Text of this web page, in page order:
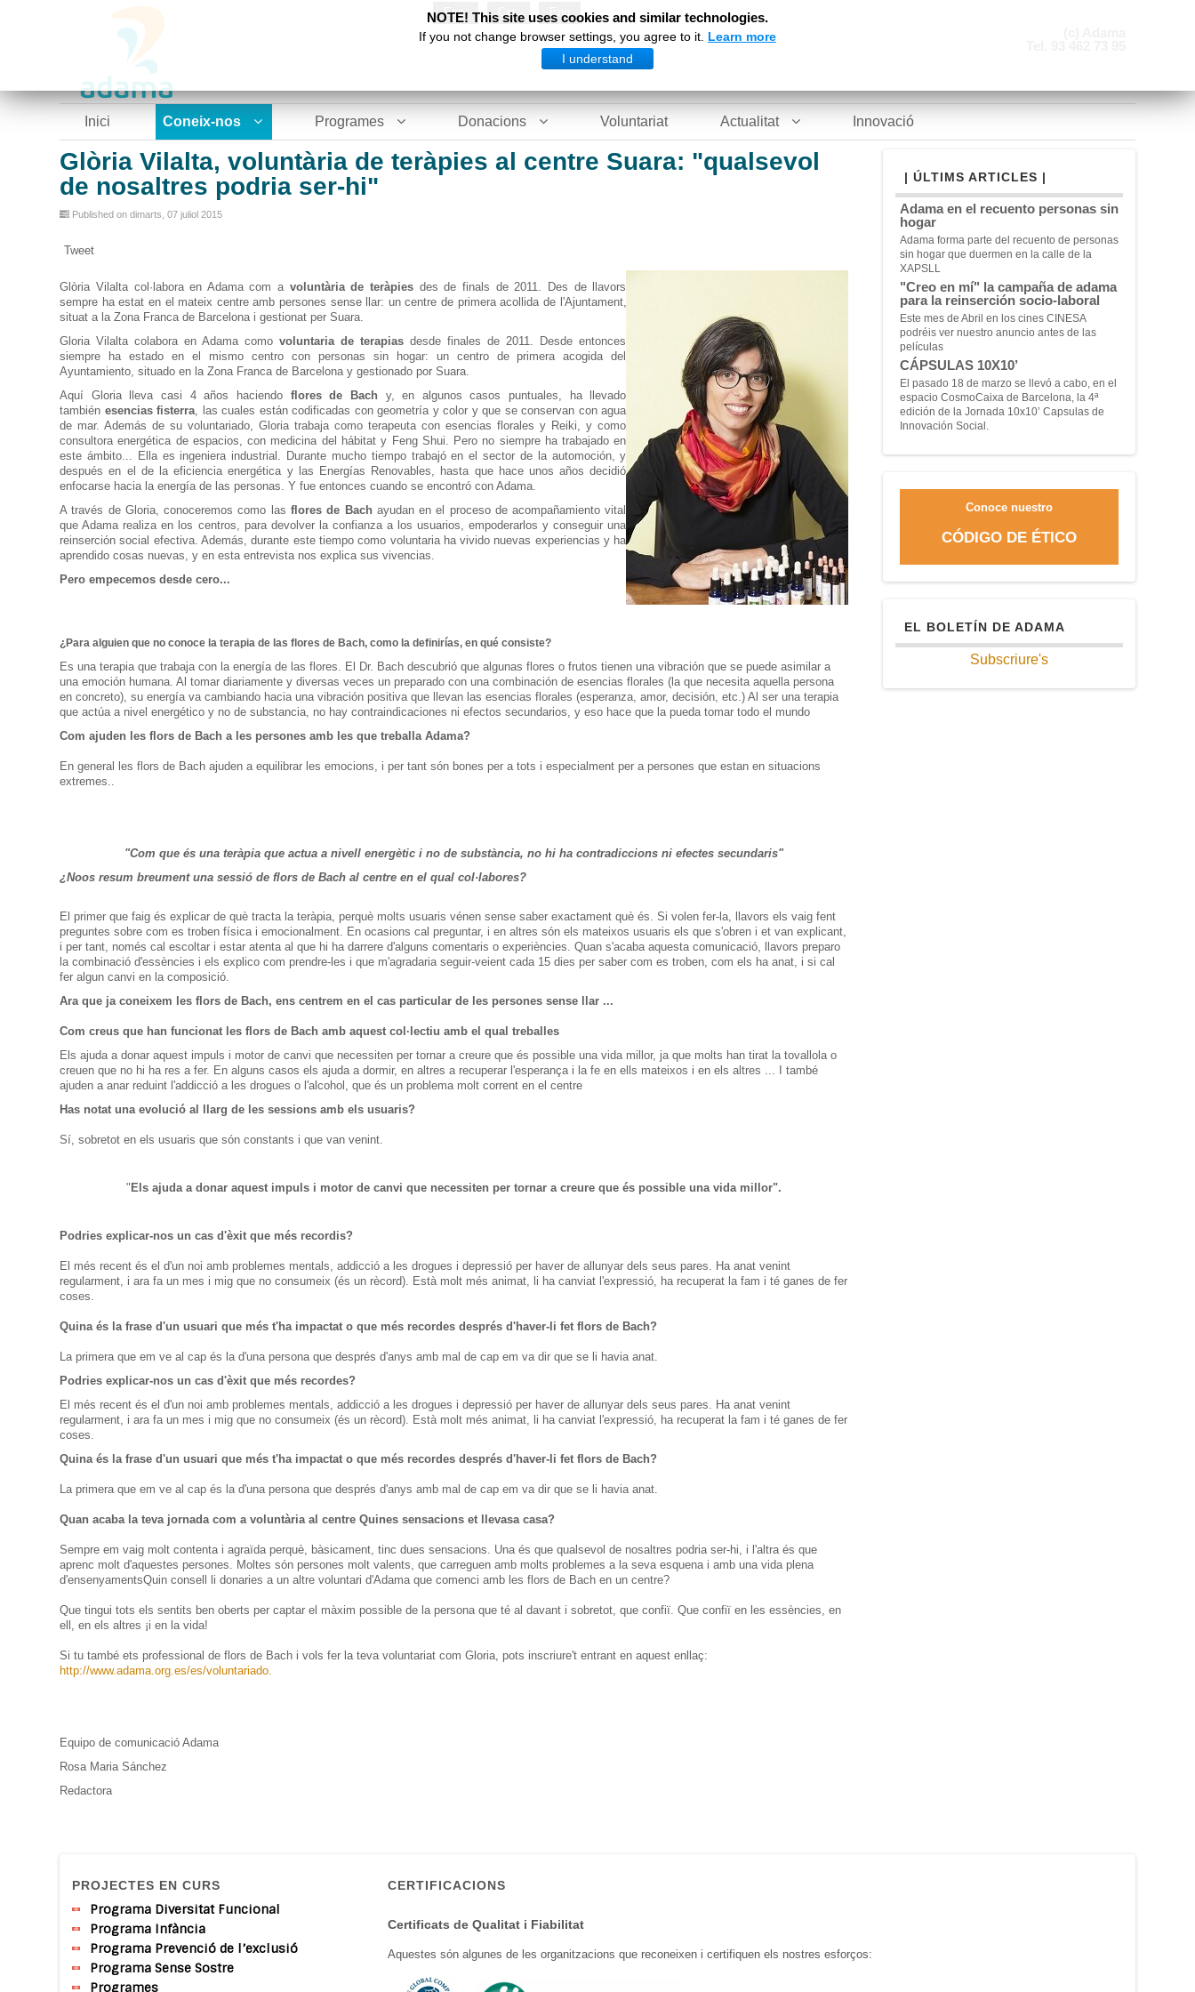
Esp Cat Eng
NOTE! This site uses cookies and similar technologies.
If you not change browser settings, you agree to it. Learn more
I understand
Inici Coneix-nos Programes Donacions Voluntariat Actualitat Innovació
Glòria Vilalta, voluntària de teràpies al centre Suara: "qualsevol
de nosaltres podria ser-hi"
Published on dimarts, 07 juliol 2015
Tweet
Glòria Vilalta col·labora en Adama com a voluntària de teràpies des de finals de 2011.
Des de llavors
sempre ha estat en el mateix centre amb persones sense llar: un centre de primera acollida de l'Ajuntament,
situat a la Zona Franca de Barcelona i gestionat per Suara.
Gloria Vilalta colabora en Adama comovoluntaria de terapias desde finales de 2011. Desde entonces
siempre ha estado en el mismo centro con personas sin hogar: un centro de primera acogida del
Ayuntamiento, situado en la Zona Franca de Barcelona y gestionado por Suara.
Aquí Gloria lleva casi 4 años haciendo flores de Bach y, en algunos casos puntuales, ha llevado
también esencias fisterra, las cuales están codificadas con geometría y color y que se conservan con agua
de mar. Además de su voluntariado, Gloria trabaja como terapeuta con esencias florales y Reiki, y como
consultora energética de espacios, con medicina del hábitat y Feng Shui. Pero no siempre ha trabajado en
este ámbito... Ella es ingeniera industrial. Durante mucho tiempo trabajó en el sector de la automoción, y
después en el de la eficiencia energética y las Energías Renovables, hasta que hace unos años decidió
enfocarse hacia la energía de las personas. Y fue entonces cuando se encontró con Adama.
A través de Gloria, conoceremos como lasflores de Bach ayudan en el proceso de acompañamiento vital
que Adama realiza en los centros, para devolver la confianza a los usuarios, empoderarlos y conseguir una
reinserción social efectiva. Además, durante este tiempo como voluntaria ha vivido nuevas experiencias y ha
aprendido cosas nuevas, y en esta entrevista nos explica sus vivencias.
Pero empecemos desde cero...
¿Para alguien que no conoce la terapia de las flores de Bach, como la definirías, en qué consiste?
Es una terapia que trabaja con la energía de las flores. El Dr. Bach descubrió que algunas flores o frutos tienen una vibración que se puede asimilar a
una emoción humana. Al tomar diariamente y diversas veces un preparado con una combinación de esencias florales (la que necesita aquella persona
en concreto), su energía va cambiando hacia una vibración positiva que llevan las esencias florales (esperanza, amor, decisión, etc.) Al ser una terapia
que actúa a nivel energético y no de substancia, no hay contraindicaciones ni efectos secundarios, y eso hace que la pueda tomar todo el mundo
Com ajuden les flors de Bach a les persones amb les que treballa Adama?
En general les flors de Bach ajuden a equilibrar les emocions, i per tant són bones per a tots i especialment per a persones que estan en situacions
extremes..
"Com que és una teràpia que actua a nivell energètic i no de substància, no hi ha contradiccions ni efectes secundaris"
¿Noos resum breument una sessió de flors de Bach al centre en el qual col·labores?
El primer que faig és explicar de què tracta la teràpia, perquè molts usuaris vénen sense saber exactament què és. Si volen fer-la, llavors els vaig fent
preguntes sobre com es troben física i emocionalment. En ocasions cal preguntar, i en altres són els mateixos usuaris els que s'obren i et van explicant,
i per tant, només cal escoltar i estar atenta al que hi ha darrere d'alguns comentaris o experiències. Quan s'acaba aquesta comunicació, llavors preparo
la combinació d'essències i els explico com prendre-les i que m'agradaria seguir-veient cada 15 dies per saber com es troben, com els ha anat, i si cal
fer algun canvi en la composició.
Ara que ja coneixem les flors de Bach,ens centrem en el cas particular de les persones sense llar ...
Com creus que han funcionat les flors de Bach amb aquest col·lectiu amb el qual treballes
Els ajuda a donar aquest impuls i motor de canvi que necessiten per tornar a creure que és possible una vida millor, ja que molts han tirat la tovallola o
creuen que no hi ha res a fer. En alguns casos els ajuda a dormir, en altres a recuperar l'esperança i la fe en ells mateixos i en els altres ...
I també
ajuden a anar reduint l'addicció a les drogues o l'alcohol , que és un problema molt corrent en el centre
Has notat una evolució al llarg de les sessions amb els usuaris?
Sí, sobretot en els usuaris que són constants i que van venint.
" Els ajudaa donar aquest impuls i motor de canvi que necessiten per tornar a creure que és possible una vida millor".
Podries explicar-nos un cas d'èxit que més recordis?
El més recent és el d'un noi amb problemes mentals, addicció a les drogues i depressió per haver de allunyar dels seus pares. Ha anat venint
regularment, i ara fa un mes i mig que no consumeix (és un rècord). Està molt més animat, li ha canviat l'expressió, ha recuperat la fam i té ganes de fer
coses.
Quina és la frase d'un usuari que més t'ha impactat o que més recordes després d'haver-li fet flors de Bach?
La primera que em ve al cap és la d'una persona que després d'anys amb mal de cap em va dir que se li havia anat.
Podries explicar-nos un cas d'èxit que més recordes?
El més recent és el d'un noi amb problemes mentals, addicció a les drogues i depressió per haver de allunyar dels seus pares. Ha anat venint
regularment, i ara fa un mes i mig que no consumeix (és un rècord). Està molt més animat, li ha canviat l'expressió, ha recuperat la fam i té ganes de fer
coses.
Quina és la frase d'un usuari que més t'ha impactat o que més recordes després d'haver-li fet flors de Bach?
La primera que em ve al cap és la d'una persona que després d'anys amb mal de cap em va dir que se li havia anat.
Quan acaba la teva jornada com a voluntària al centre Quines sensacions et llevasa casa?
Sempre em vaig molt contenta i agraïda perquè, bàsicament, tinc dues sensacions. Una és que qualsevol de nosaltres podria ser-hi, i l'altra és que
aprenc molt d'aquestes persones. Moltes són persones molt valents, que carreguen amb molts problemes a la seva esquena i amb una vida plena
d'ensenyamentsQuin consell li donaries a un altre voluntari d'Adama que comenci amb les flors de Bach en un centre?
Que tingui tots els sentits ben oberts per captar el màxim possible de la persona que té al davant i sobretot, que confiï. Que confiï en les essències, en
ell, en els altres ¡i en la vida!
Si tu també ets professional de flors de Bach i vols fer la teva voluntariat com Gloria, pots inscriure't entrant en aquest enllaç:
http://www.adama.org.es/es/voluntariado.
Equipo de comunicació Adama
Rosa Maria Sánchez
Redactora
| ÚLTIMS ARTICLES |
Adama en el recuento personas sin
hogar
Adama forma parte del recuento de personas
sin hogar que duermen en la calle de la
XAPSLL
"Creo en mí" la campaña de adama
para la reinserción socio-laboral
Este mes de Abril en los cines CINESA
podréis ver nuestro anuncio antes de las
películas
CÁPSULAS 10X10’
El pasado 18 de marzo se llevó a cabo, en el
espacio CosmoCaixa de Barcelona, la 4ª
edición de la Jornada 10x10’ Capsulas de
Innovación Social.
Conoce nuestro
CÓDIGO DE ÉTICO
EL BOLETÍN DE ADAMA
Subscriure's
PROJECTES EN CURS
Programa Diversitat Funcional
Programa Infància
Programa Prevenció de l’exclusió
Programa Sense Sostre
Programes
CERTIFICACIONS
Certificats de Qualitat i Fiabilitat
Aquestes són algunes de les organitzacions que reconeixen i certifiquen els nostres esforços: